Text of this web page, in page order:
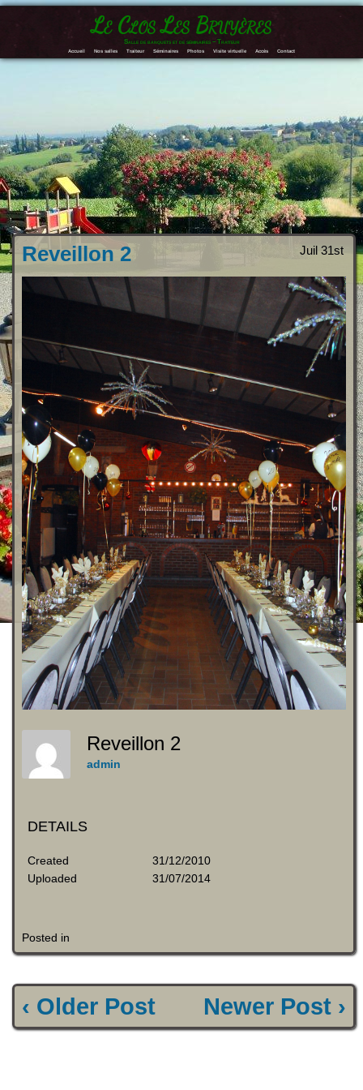
Le Clos Les Bruyères
Salle de banquets et de séminaires – Traiteur
Accueil Nos salles Traiteur Séminaires Photos Visite virtuelle Accès Contact
Juil 31st
Reveillon 2
Reveillon 2
admin
DETAILS
Created
31/12/2010
Uploaded
31/07/2014
Posted in
‹ Older Post Newer Post ›